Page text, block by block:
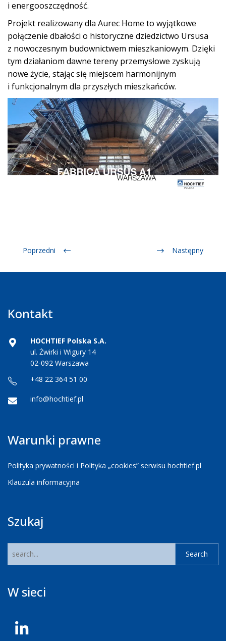
i energooszczędność.
Projekt realizowany dla Aurec Home to wyjątkowe
połączenie dbałości o historyczne dziedzictwo Ursusa
z nowoczesnym budownictwem mieszkaniowym. Dzięki
tym działaniom dawne tereny przemysłowe zyskują
nowe życie, stając się miejscem harmonijnym
i funkcjonalnym dla przyszłych mieszkańców.
Poprzedni Następny
Kontakt
HOCHTIEF Polska S.A.
ul. Żwirki i Wigury 14
02-092 Warszawa
+48 22 364 51 00
info@hochtief.pl
Warunki prawne
Polityka prywatności i Polityka „cookies” serwisu hochtief.pl
Klauzula informacyjna
Szukaj
W sieci